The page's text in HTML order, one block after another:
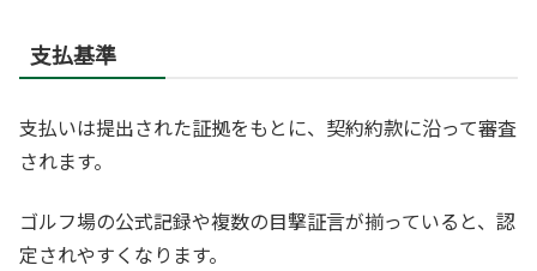
支払基準
支払いは提出された証拠をもとに、契約約款に沿って審査
されます。
ゴルフ場の公式記録や複数の目撃証言が揃っていると、認
定されやすくなります。